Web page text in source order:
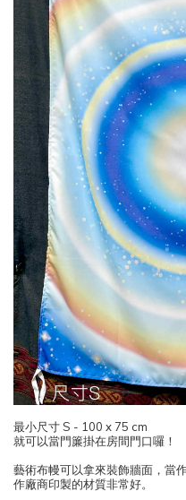
最小尺寸 S - 100 x 75 cm
就可以當門簾掛在房間門口囉！
藝術布幔可以拿來裝飾牆面，當
作廠商印製的材質非常好。